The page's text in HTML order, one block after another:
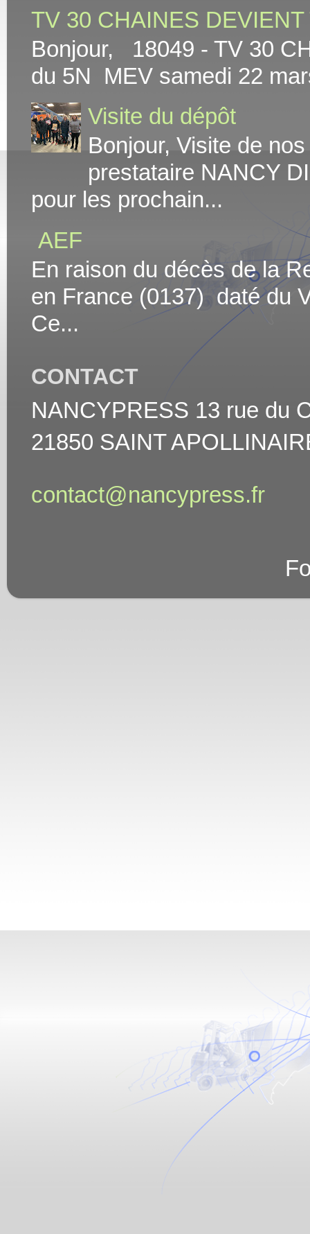
TV 30 CHAINES
Bonjour, 18049 - TV 30
du 5N MEV samedi 22
Visite du dépôt
Bonjour, Visite de
prestataire NANCY
pour les prochain...
AEF
En raison du décès de la
en France (0137) daté du
Ce...
CONTACT
NANCYPRESS 13 rue du
21850 SAINT
contact@nancypress.fr